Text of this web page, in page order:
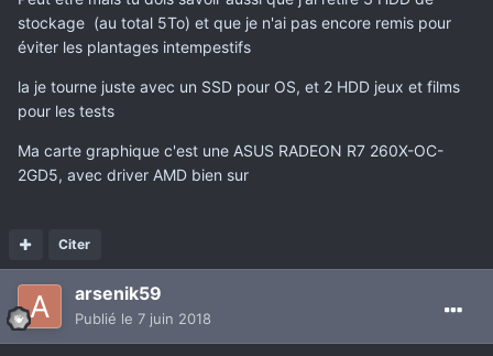
Ta carte graphique, quel modèle est-ce exactement ?
machine.
stockage (au total 5To) et que je n'ai pas encore remis pour
éviter les plantages intempestifs
la je tourne juste avec un SSD pour OS, et 2 HDD jeux et films
pour les tests
Ma carte graphique c'est une ASUS RADEON R7 260X-OC-
2GD5, avec driver AMD bien sur
Citer
arsenik59
Publié le 7 juin 2018